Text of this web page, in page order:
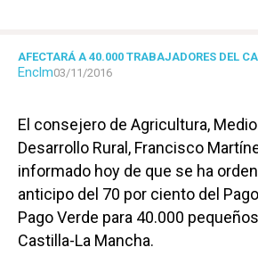
AFECTARÁ A 40.000 TRABAJADORES DEL
Enclm03/11/2016
El consejero de Agricultura,
Desarrollo Rural, Francisco
informado hoy de que se ha
anticipo del 70 por ciento del
Pago Verde para 40.000
Castilla-La Mancha.